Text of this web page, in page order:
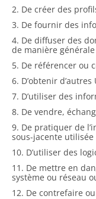
2. De créer des
3. De fournir des
4. De diffuser des
de manière
5. De référencer ou
6. D’obtenir
7. D’utiliser des
8. De vendre,
9. De pratiquer de
sous-jacente
10. D’utiliser des
11. De mettre en
système ou réseau
12. De contrefaire